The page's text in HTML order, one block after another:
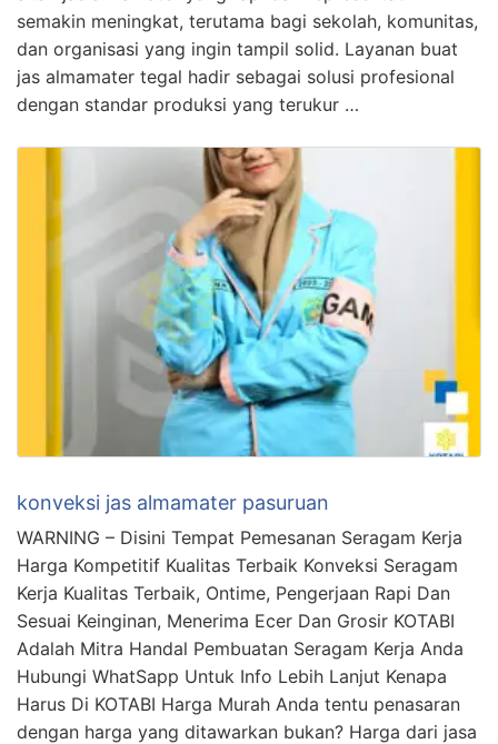
semakin meningkat, terutama bagi sekolah, komunitas,
dan organisasi yang ingin tampil solid. Layanan buat
jas almamater tegal hadir sebagai solusi profesional
dengan standar produksi yang terukur …
konveksi jas almamater pasuruan
WARNING – Disini Tempat Pemesanan Seragam Kerja
Harga Kompetitif Kualitas Terbaik Konveksi Seragam
Kerja Kualitas Terbaik, Ontime, Pengerjaan Rapi Dan
Sesuai Keinginan, Menerima Ecer Dan Grosir KOTABI
Adalah Mitra Handal Pembuatan Seragam Kerja Anda
Hubungi WhatSapp Untuk Info Lebih Lanjut Kenapa
Harus Di KOTABI Harga Murah Anda tentu penasaran
dengan harga yang ditawarkan bukan? Harga dari jasa